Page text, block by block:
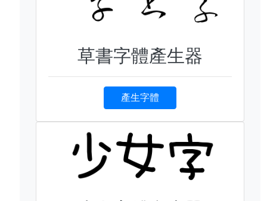
草書字體產生器
產生字體